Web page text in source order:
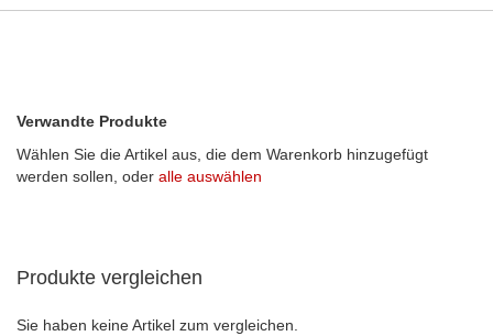
Verwandte Produkte
Wählen Sie die Artikel aus, die dem Warenkorb hinzugefügt
werden sollen, oder alle auswählen
Produkte vergleichen
Sie haben keine Artikel zum vergleichen.